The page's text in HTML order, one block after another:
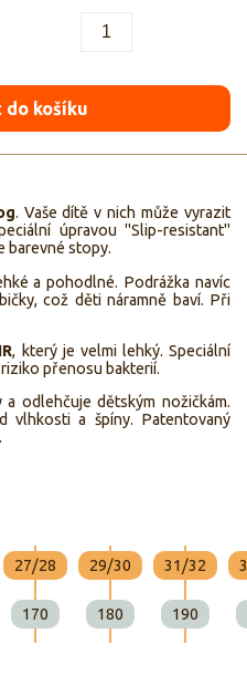
do košíku
. Vaše dítě v nich může vyrazit
úpravou "Slip-resistant"
barevné stopy.
a pohodlné. Podrážka navíc
což děti náramně baví. Při
, který je velmi lehký. Speciální
přenosu bakterií.
odlehčuje dětským nožičkám.
vlhkosti a špíny. Patentovaný
27/28 29/30 31/32
170 180 190